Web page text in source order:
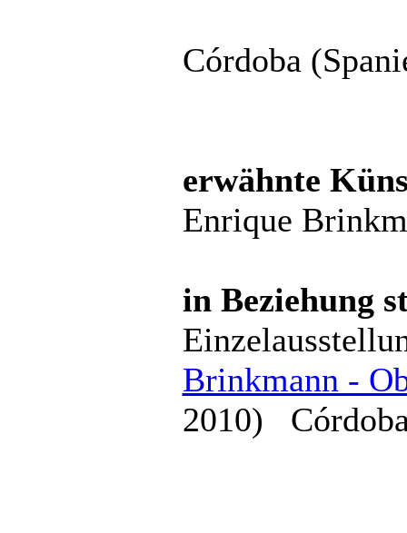
Córdoba
erwähnte
Enrique
in Beziehung
Brinkmann -
2010)